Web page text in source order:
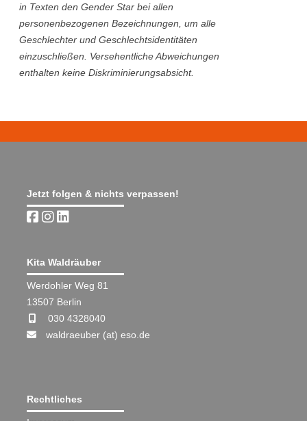
in Texten den Gender Star bei allen
personenbezogenen Bezeichnungen, um alle
Geschlechter und Geschlechtsidentitäten
einzuschließen. Versehentliche Abweichungen
enthalten keine Diskriminierungsabsicht.
Jetzt folgen & nichts verpassen!
Kita Waldräuber
Werdohler Weg 81
13507 Berlin
030 4328040
waldraeuber (at) eso.de
Rechtliches